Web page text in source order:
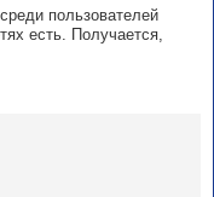
пользователей
есть. Получается,